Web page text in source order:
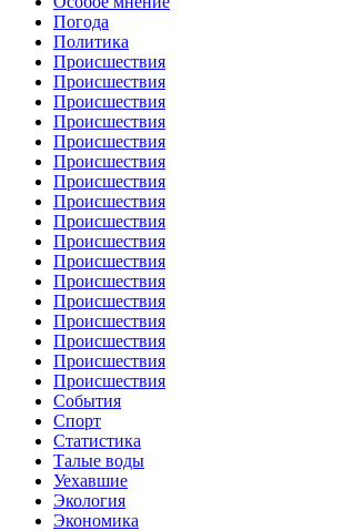
Погода
Политика
Происшествия
Происшествия
Происшествия
Происшествия
Происшествия
Происшествия
Происшествия
Происшествия
Происшествия
Происшествия
Происшествия
Происшествия
Происшествия
Происшествия
Происшествия
Происшествия
Происшествия
События
Спорт
Статистика
Талые воды
Уехавшие
Экология
Экономика